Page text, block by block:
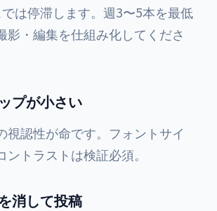
は停滞します。週3〜5本を最低
影・編集を仕組み化してくださ
プが小さい
視認性が命です。フォントサイ
ントラストは検証必須。
消して投稿